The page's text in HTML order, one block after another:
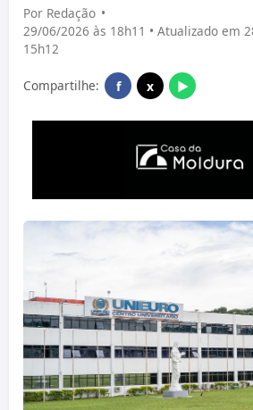
Por Redação •
29/06/2026 às 18h11 • Atualizado em
15h12
Compartilhe: f x ▶